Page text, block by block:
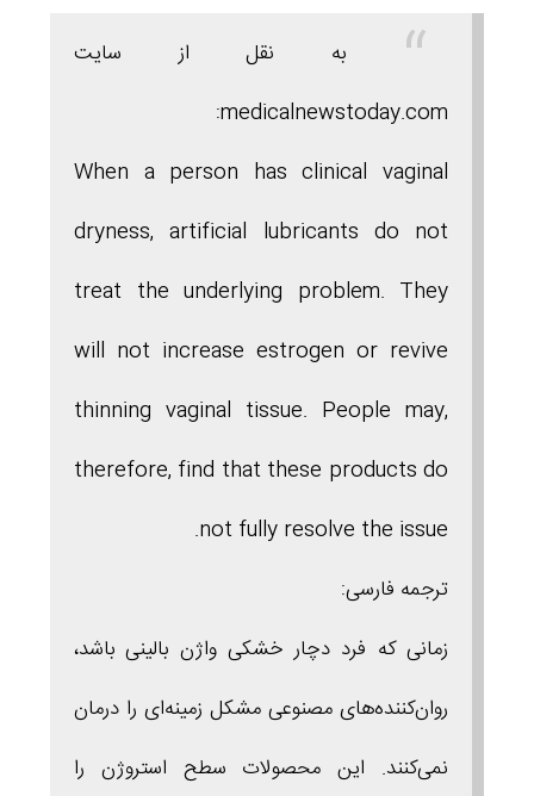
به نقل از سایت
medicalnewstoday.com:
When a person has clinical vaginal
dryness, artificial lubricants do not
treat the underlying problem. They
will not increase estrogen or revive
thinning vaginal tissue. People may,
therefore, find that these products do
not fully resolve the issue.
ترجمه فارسی:
زمانی که فرد دچار خشکی واژن بالینی باشد،
روان‌کننده‌های مصنوعی مشکل زمینه‌ای را درمان
نمی‌کنند. این محصولات سطح استروژن را